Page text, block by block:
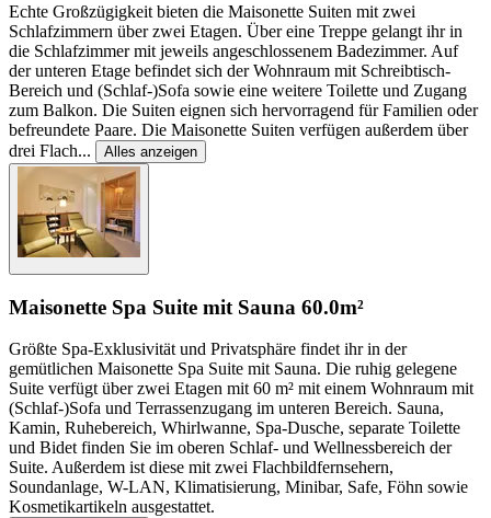
Echte Großzügigkeit bieten die Maisonette Suiten mit zwei
Schlafzimmern über zwei Etagen. Über eine Treppe gelangt ihr in
die Schlafzimmer mit jeweils angeschlossenem Badezimmer. Auf
der unteren Etage befindet sich der Wohnraum mit Schreibtisch-
Bereich und (Schlaf-)Sofa sowie eine weitere Toilette und Zugang
zum Balkon. Die Suiten eignen sich hervorragend für Familien oder
befreundete Paare. Die Maisonette Suiten verfügen außerdem über
drei Flach... Alles anzeigen
Maisonette Spa Suite mit Sauna 60.0m²
Größte Spa-Exklusivität und Privatsphäre findet ihr in der
gemütlichen Maisonette Spa Suite mit Sauna. Die ruhig gelegene
Suite verfügt über zwei Etagen mit 60 m² mit einem Wohnraum mit
(Schlaf-)Sofa und Terrassenzugang im unteren Bereich. Sauna,
Kamin, Ruhebereich, Whirlwanne, Spa-Dusche, separate Toilette
und Bidet finden Sie im oberen Schlaf- und Wellnessbereich der
Suite. Außerdem ist diese mit zwei Flachbildfernsehern,
Soundanlage, W-LAN, Klimatisierung, Minibar, Safe, Föhn sowie
Kosmetikartikeln ausgestattet.